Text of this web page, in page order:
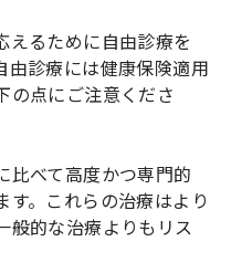
えるために自由診療を
由診療には健康保険適用
の点にご注意くださ
比べて高度かつ専門的
。これらの治療はより
般的な治療よりもリス